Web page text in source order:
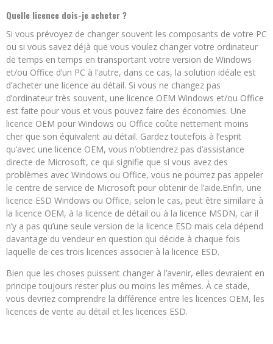
Quelle licence dois-je acheter ?
Si vous prévoyez de changer souvent les composants de votre PC
ou si vous savez déjà que vous voulez changer votre ordinateur
de temps en temps en transportant votre version de Windows
et/ou Office d’un PC à l’autre, dans ce cas, la solution idéale est
d’acheter une licence au détail. Si vous ne changez pas
d’ordinateur très souvent, une licence OEM Windows et/ou Office
est faite pour vous et vous pouvez faire des économies. Une
licence OEM pour Windows ou Office coûte nettement moins
cher que son équivalent au détail. Gardez toutefois à l’esprit
qu’avec une licence OEM, vous n’obtiendrez pas d’assistance
directe de Microsoft, ce qui signifie que si vous avez des
problèmes avec Windows ou Office, vous ne pourrez pas appeler
le centre de service de Microsoft pour obtenir de l’aide.Enfin, une
licence ESD Windows ou Office, selon le cas, peut être similaire à
la licence OEM, à la licence de détail ou à la licence MSDN, car il
n’y a pas qu’une seule version de la licence ESD mais cela dépend
davantage du vendeur en question qui décide à chaque fois
laquelle de ces trois licences associer à la licence ESD.
Bien que les choses puissent changer à l’avenir, elles devraient en
principe toujours rester plus ou moins les mêmes. À ce stade,
vous devriez comprendre la différence entre les licences OEM, les
licences de vente au détail et les licences ESD.